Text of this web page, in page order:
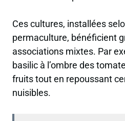
Ces cultures, installées
permaculture, bénéficient
associations mixtes. Par
basilic à l’ombre des
fruits tout en repoussant
nuisibles.